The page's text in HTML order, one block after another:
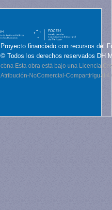
Proyecto financiado con recursos del
© Todos los derechos reservados DH
cbna Esta obra está bajo una Licencia
Atribución-NoComercial-CompartirIgual